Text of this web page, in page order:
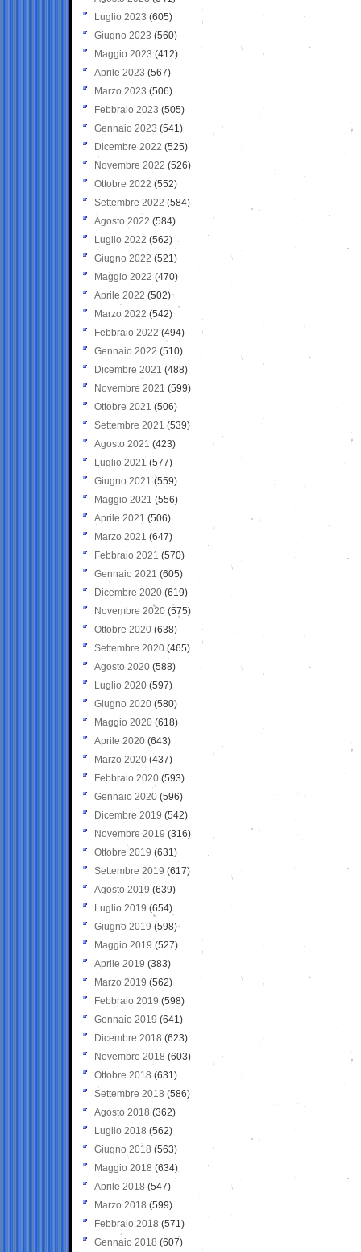
Luglio 2023 (605)
Giugno 2023 (560)
Maggio 2023 (412)
Aprile 2023 (567)
Marzo 2023 (506)
Febbraio 2023 (505)
Gennaio 2023 (541)
Dicembre 2022 (525)
Novembre 2022 (526)
Ottobre 2022 (552)
Settembre 2022 (584)
Agosto 2022 (584)
Luglio 2022 (562)
Giugno 2022 (521)
Maggio 2022 (470)
Aprile 2022 (502)
Marzo 2022 (542)
Febbraio 2022 (494)
Gennaio 2022 (510)
Dicembre 2021 (488)
Novembre 2021 (599)
Ottobre 2021 (506)
Settembre 2021 (539)
Agosto 2021 (423)
Luglio 2021 (577)
Giugno 2021(559)
Maggio 2021 (556)
Aprile 2021 (506)
Marzo 2021 (647)
Febbraio 2021 (570)
Gennaio 2021 (605)
Dicembre 2020 (619)
Novembre 2020 (575)
Ottobre 2020 (638)
Settembre 2020(465)
Agosto 2020 (588)
Luglio 2020 (597)
Giugno 2020 (580)
Maggio 2020 (618)
Aprile 2020 (643)
Marzo 2020 (437)
Febbraio 2020 (593)
Gennaio 2020 (596)
Dicembre 2019 (542)
Novembre 2019 (316)
Ottobre 2019 (631)
Settembre 2019 (617)
Agosto 2019 (639)
Luglio 2019 (654)
Giugno 2019 (598)
Maggio 2019 (527)
Aprile 2019 (383)
Marzo 2019 (562)
Febbraio 2019 (598)
Gennaio 2019 (641)
Dicembre 2018 (623)
Novembre 2018 (603)
Ottobre 2018 (631)
Settembre 2018 (586)
Agosto 2018 (362)
Luglio 2018 (562)
Giugno 2018 (563)
Maggio 2018 (634)
Aprile 2018 (547)
Marzo 2018 (599)
Febbraio 2018 (571)
Gennaio 2018 (607)